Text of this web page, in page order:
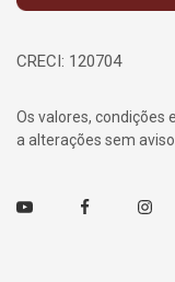
CRECI: 120704
Os valores, condições
a alterações sem
Youtube Facebook